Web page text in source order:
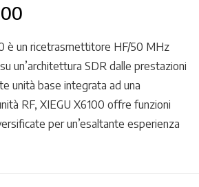
è un ricetrasmettitore HF/50 MHz
un’architettura SDR dalle prestazioni
unità base integrata ad una
RF, XIEGU X6100 offre funzioni
per un’esaltante esperienza